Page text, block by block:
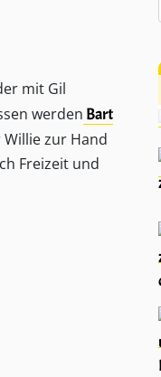
mit Gil
werden Bart
zur Hand
Freizeit und